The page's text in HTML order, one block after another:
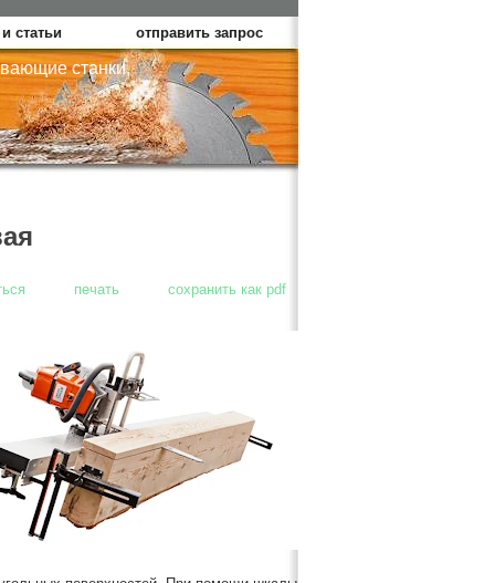
статьи отправить запрос
станки,
печать сохранить как pdf